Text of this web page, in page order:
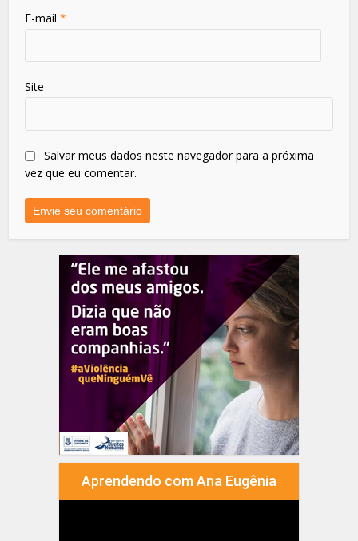
E-mail*
Site
Salvar meus dados neste navegador para a próxima
vez que eu comentar.
Aprendendo com Ana Eugênia